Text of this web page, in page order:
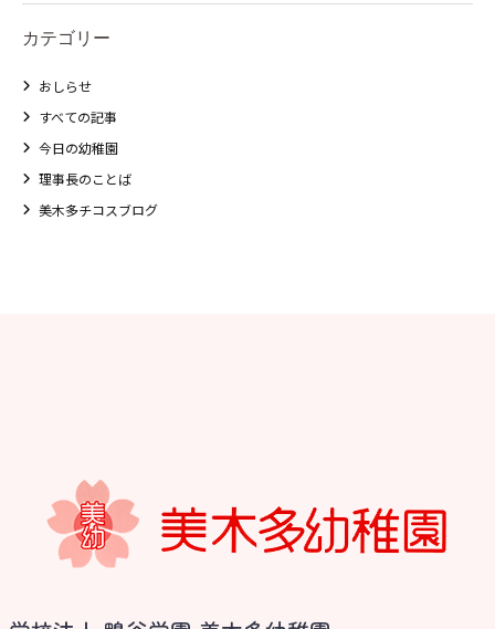
カテゴリー
おしらせ
すべての記事
今日の幼稚園
理事長のことば
美木多チコスブログ